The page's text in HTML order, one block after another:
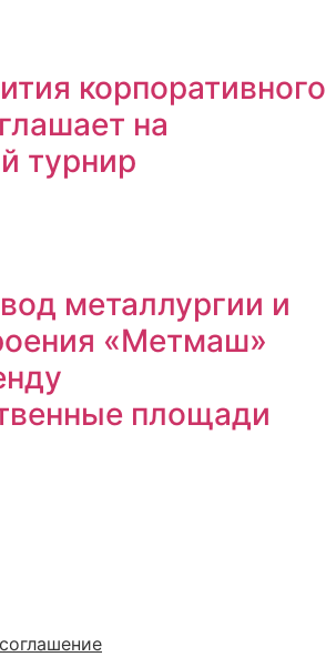
корпоративного
на
турнир
металлургии и
«Метмаш»
площади